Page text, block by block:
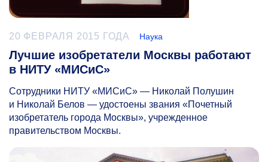
20 ФЕВРАЛЯ 2015 ГОДА Наука
Лучшие изобретатели Москвы работают
в НИТУ «МИСиС»
Сотрудники НИТУ «МИСиС» — Николай Полушин
и Николай Белов — удостоены звания «Почетный
изобретатель города Москвы», учрежденное
правительством Москвы.